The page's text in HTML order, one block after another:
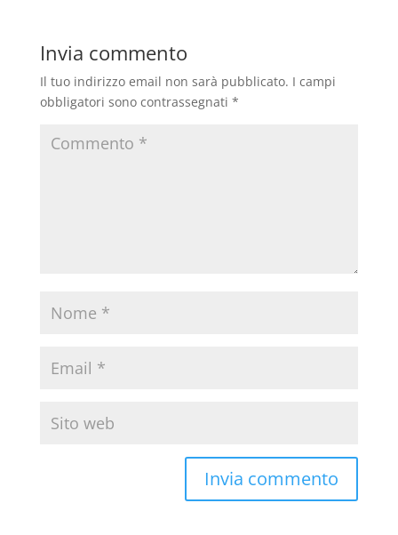
Invia commento
Il tuo indirizzo email non sarà pubblicato. I campi
obbligatori sono contrassegnati *